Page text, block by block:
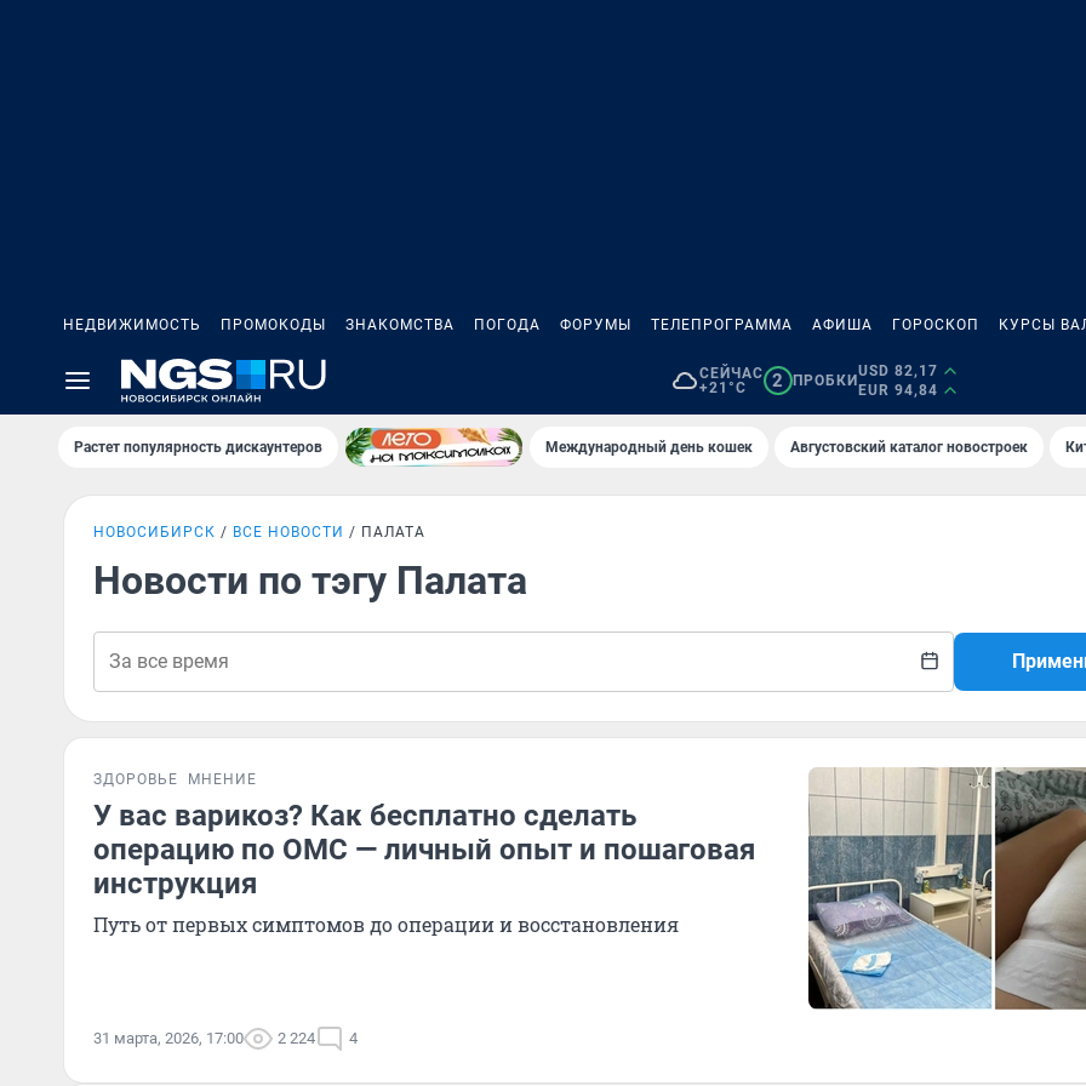
НЕДВИЖИМОСТЬ ПРОМОКОДЫ ЗНАКОМСТВА ПОГОДА ФОРУМЫ ТЕЛЕПРОГРАММА АФИША ГОРОСКОП КУРСЫ
СЕЙЧАС
+21°C
2 ПРОБКИ
USD 82,17
EUR 94,84
Растет популярность дискаунтеров Международный день кошек Августовский каталог новостроек
НОВОСИБИРСК ВСЕ НОВОСТИ ПАЛАТА
Новости по тэгу Палата
ЗДОРОВЬЕ МНЕНИЕ
У вас варикоз? Как бесплатно сделать
операцию по ОМС — личный опыт и пошаговая
инструкция
Путь от первых симптомов до операции и восстановления
31 марта, 2026, 17:00 2 224 4